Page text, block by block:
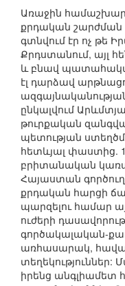
Առաջին
քրդական շարժման
գտնվում էր ոչ թե
Քրդստանում, այլ
և բնավ
էլ դարձավ
ընկալվում
թուրքական
պետության
հետևյալ փաստից.
բրիտանական
Հայաստան
քրդական հարցի
պարզելու համար
ուժերի
գործակալական-
առհասարակ,
տեղեկություններ:
իրենց անգլիամետ